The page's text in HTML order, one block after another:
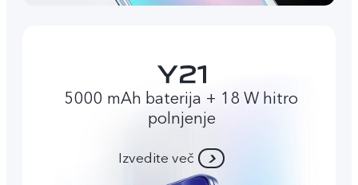
5000 mAh baterija + 18 W hitro
polnjenje
Izvedite več